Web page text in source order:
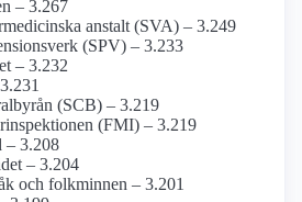
– 3.267
anstalt (SVA) – 3.249
(SPV) – 3.233
– 3.232
(SCB) – 3.219
(FMI) – 3.219
– 3.208
– 3.204
och folkminnen – 3.201